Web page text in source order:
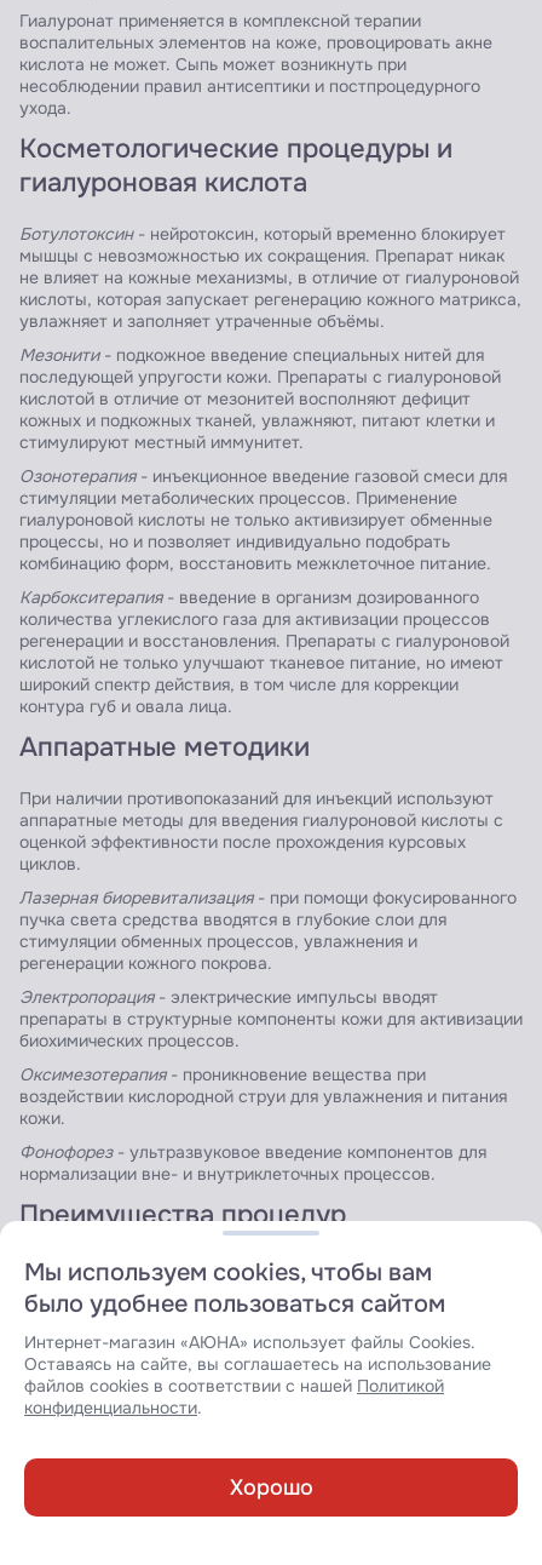
Гиалуронат применяется в комплексной терапии
воспалительных элементов на коже, провоцировать акне
кислота не может. Сыпь может возникнуть при
несоблюдении правил антисептики и постпроцедурного
ухода.
Косметологические процедуры и
гиалуроновая кислота
Ботулотоксин- нейротоксин, который временно блокирует
мышцы с невозможностью их сокращения. Препарат никак
не влияет на кожные механизмы, в отличие от гиалуроновой
кислоты, которая запускает регенерацию кожного матрикса,
увлажняет и заполняет утраченные объёмы.
Мезонити- подкожное введение специальных нитей для
последующей упругости кожи. Препараты с гиалуроновой
кислотой в отличие от мезонитей восполняют дефицит
кожных и подкожных тканей, увлажняют, питают клетки и
стимулируют местный иммунитет.
Озонотерапия- инъекционное введение газовой смеси для
стимуляции метаболических процессов. Применение
гиалуроновой кислоты не только активизирует обменные
процессы, но и позволяет индивидуально подобрать
комбинацию форм, восстановить межклеточное питание.
Карбокситерапия- введение в организм дозированного
количества углекислого газа для активизации процессов
регенерации и восстановления. Препараты с гиалуроновой
кислотой не только улучшают тканевое питание, но имеют
широкий спектр действия, в том числе для коррекции
контура губ и овала лица.
Аппаратные методики
При наличии противопоказаний для инъекций используют
аппаратные методы для введения гиалуроновой кислоты с
оценкой эффективности после прохождения курсовых
циклов.
Лазерная биоревитализация- при помощи фокусированного
пучка света средства вводятся в глубокие слои для
стимуляции обменных процессов, увлажнения и
регенерации кожного покрова.
Электропорация- электрические импульсы вводят
препараты в структурные компоненты кожи для активизации
биохимических процессов.
Оксимезотерапия- проникновение вещества при
воздействии кислородной струи для увлажнения и питания
кожи.
Фонофорез- ультразвуковое введение компонентов для
нормализации вне- и внутриклеточных процессов.
Преимущества процедур
Безопасность - современные методы получения и очистки
исключают токсичное действие на организм.
Длительный эффект для разных зон воздействия.
Всесезонность.
Универсальность.
курсовая методика для поддержания результата, риск
Выводы
Мы используем cookies, чтобы вам
было удобнее пользоваться сайтом
Интернет-магазин «АЮНА» использует файлы Cookies.
Оставаясь на сайте, вы соглашаетесь на использование
файлов cookies в соответствии с нашей Политикой
конфиденциальности.
Хорошо